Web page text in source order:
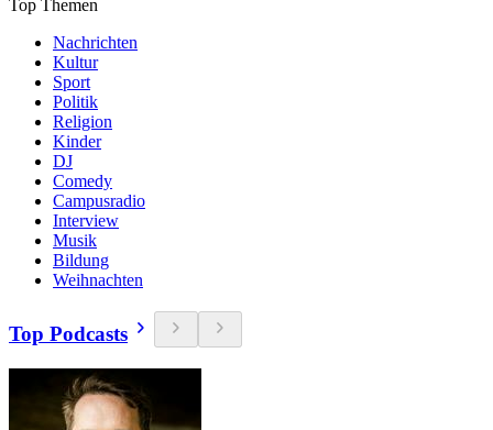
Top Themen
Nachrichten
Kultur
Sport
Politik
Religion
Kinder
DJ
Comedy
Campusradio
Interview
Musik
Bildung
Weihnachten
Top Podcasts